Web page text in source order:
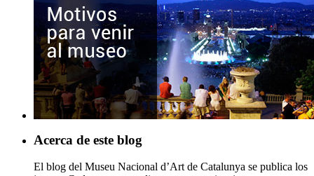
Acerca de este blog
El blog del Museu Nacional d’Art de Catalunya se publica los